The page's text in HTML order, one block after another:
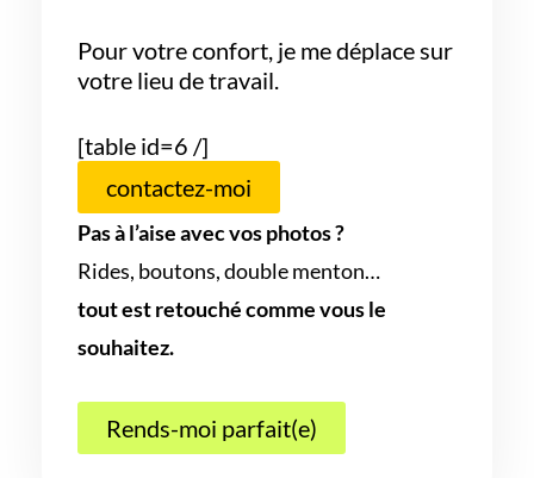
Pour votre confort, je me déplace sur
votre lieu de travail.
[table id=6 /]
contactez-moi
Pas à l’aise avec vos photos ?
Rides, boutons, double menton…
tout est retouché comme vous le
souhaitez.
Rends-moi parfait(e)